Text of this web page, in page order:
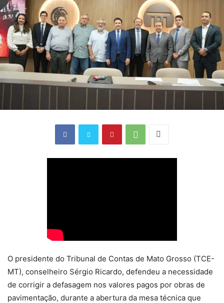
O presidente do Tribunal de Contas de Mato Grosso (TCE-
MT), conselheiro Sérgio Ricardo, defendeu a necessidade
de corrigir a defasagem nos valores pagos por obras de
pavimentação, durante a abertura da mesa técnica que